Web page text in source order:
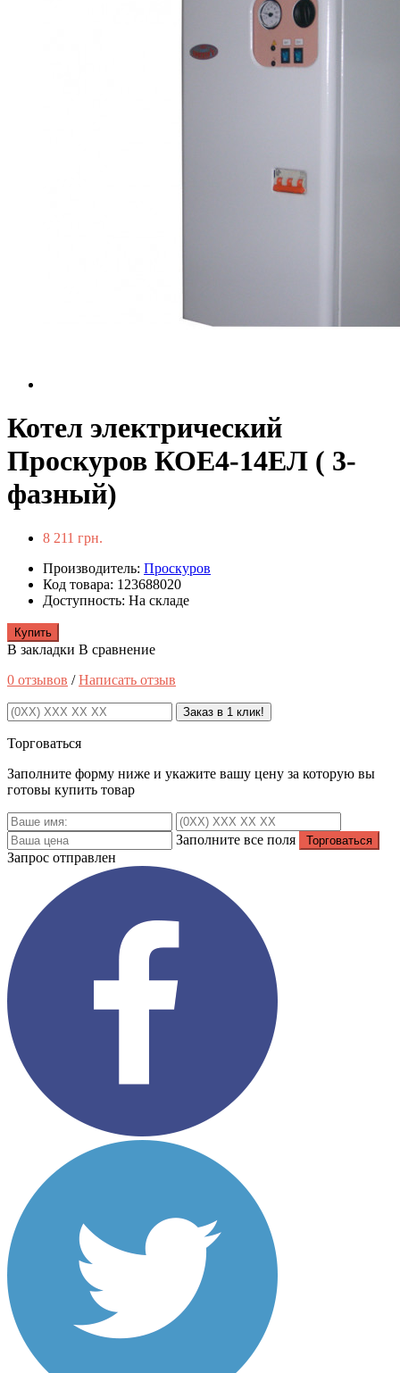
Котел электрический
Проскуров КОЕ4-14ЕЛ ( 3-
фазный)
8 211 грн.
Производитель: Проскуров
Код товара: 123688020
Доступность: На складе
Купить
В закладки В сравнение
0 отзывов /Написать отзыв
Заказ в 1 клик!
Торговаться
Заполните форму ниже и укажите вашу цену за которую вы
готовы купить товар
Заполните все поля
Запрос отправлен